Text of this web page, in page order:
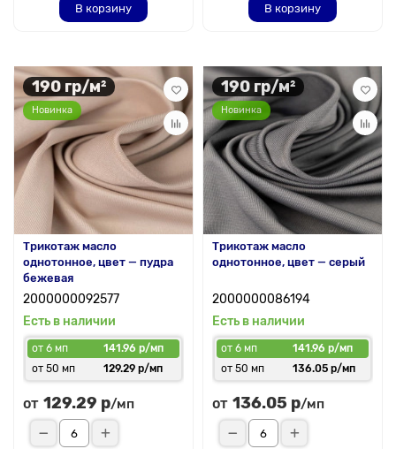
В корзину В корзину
190 гр/м²
Новинка
Трикотаж масло
однотонное, цвет — пудра
бежевая
2000000092577
Есть в наличии
от 6 мп
141.96 р/мп
от 50 мп
129.29 р/мп
от 129.29 р/мп
190 гр/м²
Новинка
Трикотаж масло
однотонное, цвет — серый
2000000086194
Есть в наличии
от 6 мп
141.96 р/мп
от 50 мп
136.05 р/мп
от 136.05 р/мп